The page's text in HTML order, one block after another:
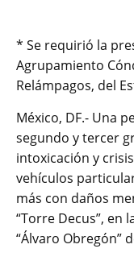
* Se requirió la
Agrupamiento
Relámpagos, del
México, DF.- Una
segundo y tercer
intoxicación y
vehículos
más con daños
“Torre Decus”, en
“Álvaro Obregón”